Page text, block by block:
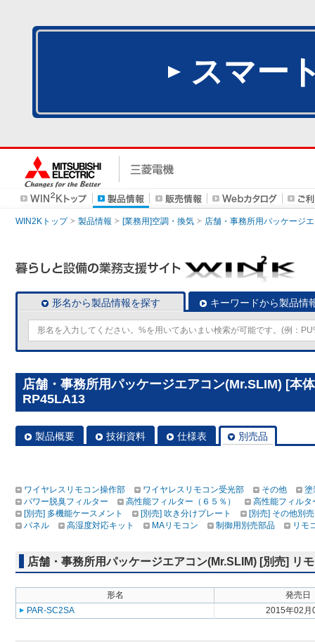
スマー
WIN2Kトップ 製品情報 [業務用]空調・換気 店舗・事務所用パッケージ
形名から製品情報を探す キーワードから製品情
店舗・事務所用パッケージエアコン(Mr.SLIM) [本
RP45LA13
製品概要 技術資料 仕様表 別売品
ワイヤレスリモコン操作部 ワイヤレスリモコン受光部 その他
塗
パワー脱臭フィルター
高性能フィルター（６５％）
高性能フィルタ
[別売] 多機能ケースメント
[別売] 吹き分けプレート
[別売] その他別売
パネル
高湿度対応キット MAリモコン 制御用別売部品 リモ
店舗・事務所用パッケージエアコン(Mr.SLIM) [別売] リ
形名
発売日
PAR-SC2SA
2015年02月